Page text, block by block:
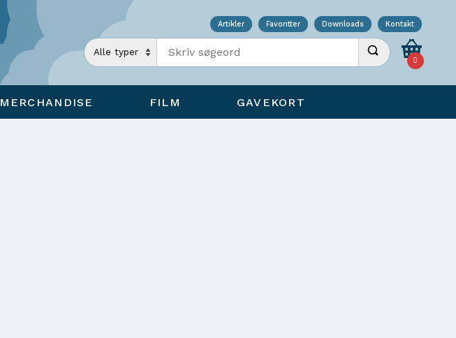
Artikler Favoritter Downloads Kontakt
Indtast søgeord Udfør søgning
0
MERCHANDISE FILM GAVEKORT